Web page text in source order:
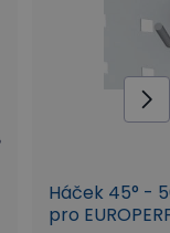
Háček 45° -
pro